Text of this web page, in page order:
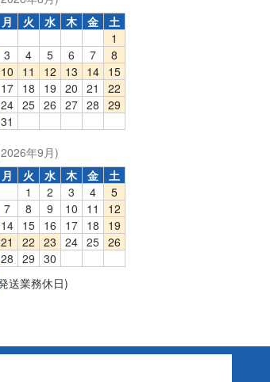
月 火 水 木 金
土
1
3 4 5 6 7
8
10 11 12 13 14 15
17 18 19 20 21
22
24 25 26 27 28 29
31
年9月)
月 火 水 木 金
土
1
2 3 4
5
7 8 9 10 11
12
14 15 16 17 18
19
21 22 23 24 25 26
28 29 30
送業務休日)